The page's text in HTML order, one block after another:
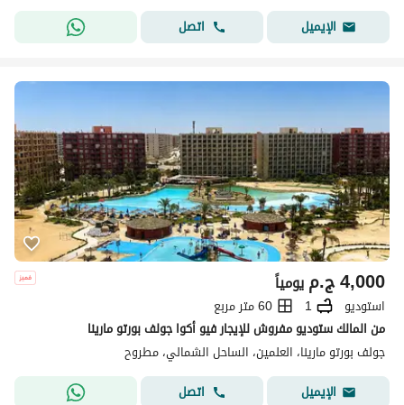
الإيميل
اتصل
ج.م4,000 يومياً
استوديو 1
60 متر مربع
من المالك ستوديو مفروش للإيجار فيو أكوا جولف بورتو مارينا
جولف بورتو مارينا، العلمين، الساحل الشمالي، مطروح
الإيميل
اتصل